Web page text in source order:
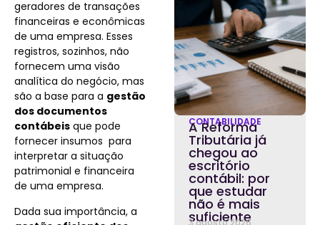
geradores de transações
financeiras e econômicas
de uma empresa. Esses
registros, sozinhos, não
fornecem uma visão
analítica do negócio, mas
são a base para a gestão
dos documentos
contábeis que pode
fornecer insumos para
interpretar a situação
patrimonial e financeira
de uma empresa.
Dada sua importância, a
CONTABILIDADE
A Reforma
Tributária já
chegou ao
escritório
contábil: por
que estudar
não é mais
suficiente